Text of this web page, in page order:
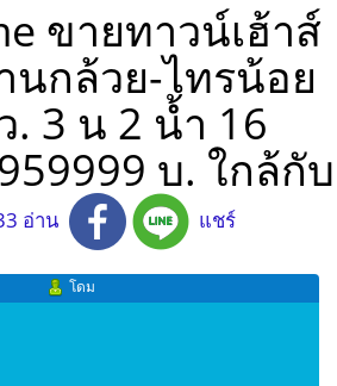
ขายทาวน์เฮ้าส์
นกล้วย-ไทรน้อย
. 3 น 2 น้ำ 16
บ. ใกล้กับ
อ่าน แชร์
โดม